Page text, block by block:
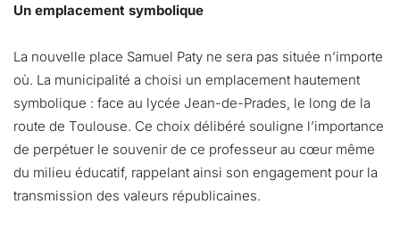
Un emplacement symbolique
La nouvelle place Samuel Paty ne sera pas située n’importe
où. La municipalité a choisi un emplacement hautement
symbolique : face au lycée Jean-de-Prades, le long de la
route de Toulouse. Ce choix délibéré souligne l’importance
de perpétuer le souvenir de ce professeur au cœur même
du milieu éducatif, rappelant ainsi son engagement pour la
transmission des valeurs républicaines.